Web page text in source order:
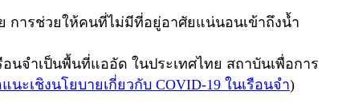
การช่วยให้คนที่ไม่มีที่อยู่อาศัยแน่นอนเข้าถึงน้ำ
จำเป็นพื้นที่แออัด ในประเทศไทย สถาบันเพื่อการ
ะเชิงนโยบายเกี่ยวกับ COVID-19 ในเรือนจำ)